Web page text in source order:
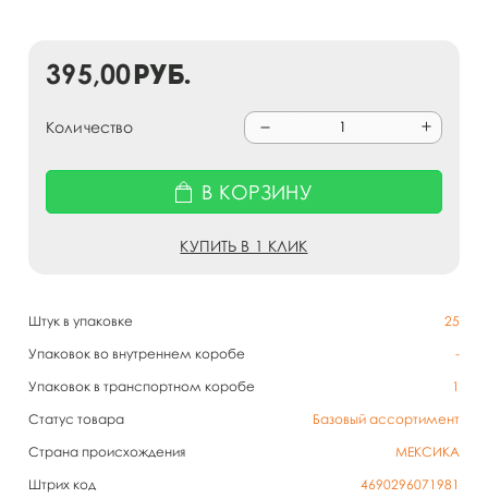
Штук в упаковке
25
Упаковок во внутреннем коробе
-
Упаковок в транспортном коробе
1
Статус товара
Базовый ассортимент
Страна происхождения
МЕКСИКА
Штрих код
4690296071981
395,00руб.
Количество
В КОРЗИНУ
КУПИТЬ В 1 КЛИК